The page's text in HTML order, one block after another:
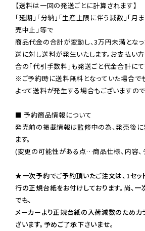
【送料は一回の発送ごとに計算されます】
「延期」「分納」「生産上限に伴う減数」「月
売中止」等で
商品代金の合計が変動し、3万円未満とな
送に対し送料が発生いたします。お支払い
※ご予約時に送料無料となっていた場合で
よって送料が発生する場合もございますの
■ 予約商品情報について
発売前の掲載情報は監修中の為、発売後
ます。
(変更の可能性がある点…商品仕様、内容、
★一次予約でご予約頂いたご注文は、1セッ
行の正規台紙をお付けしております。尚、
でも、
メーカーより正規台紙の入荷減数のためカ
ざいます。予めご了承下さいませ。